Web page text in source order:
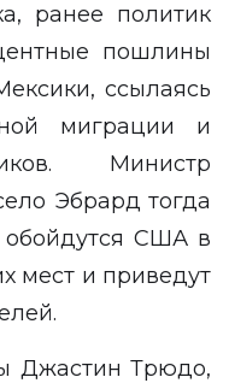
ранее политик
пошлины
ссылаясь
миграции и
Министр
Эбрард тогда
обойдутся США в
мест и приведут
Джастин Трюдо,